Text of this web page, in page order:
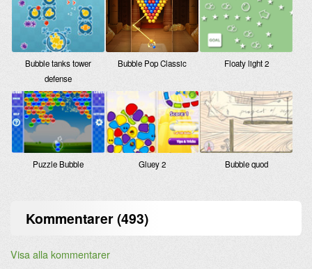
Bubble tanks tower
defense
Bubble Pop Classic Floaty light 2
Puzzle Bubble Gluey 2 Bubble quod
Kommentarer (493)
Visa alla kommentarer